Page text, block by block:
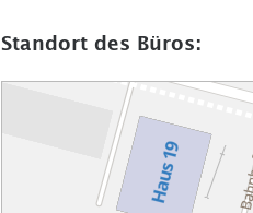
Standort des Büros: